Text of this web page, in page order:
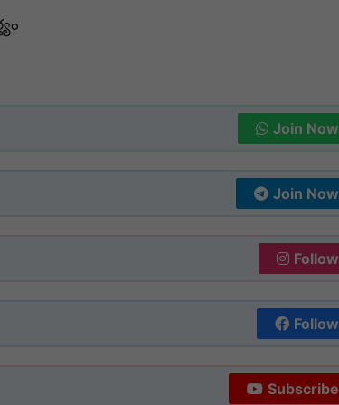
Join Now
Join Now
Follow
Follow
Subscribe